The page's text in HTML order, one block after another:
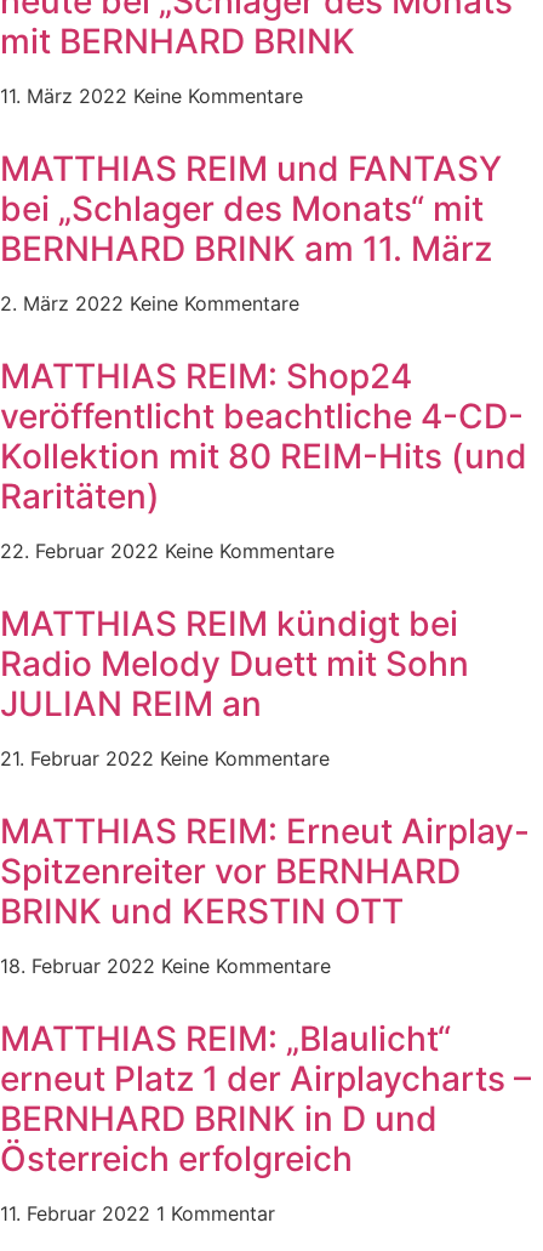
mit BERNHARD BRINK
11. März 2022 Keine Kommentare
MATTHIAS REIM und FANTASY
bei „Schlager des Monats“ mit
BERNHARD BRINK am 11. März
2. März 2022 Keine Kommentare
MATTHIAS REIM: Shop24
veröffentlicht beachtliche 4-CD-
Kollektion mit 80 REIM-Hits (und
Raritäten)
22. Februar 2022 Keine Kommentare
MATTHIAS REIM kündigt bei
Radio Melody Duett mit Sohn
JULIAN REIM an
21. Februar 2022 Keine Kommentare
MATTHIAS REIM: Erneut Airplay-
Spitzenreiter vor BERNHARD
BRINK und KERSTIN OTT
18. Februar 2022 Keine Kommentare
MATTHIAS REIM: „Blaulicht“
erneut Platz 1 der Airplaycharts –
BERNHARD BRINK in D und
Österreich erfolgreich
11. Februar 2022 1 Kommentar